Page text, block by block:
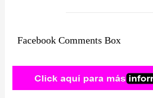
Facebook Comments Box